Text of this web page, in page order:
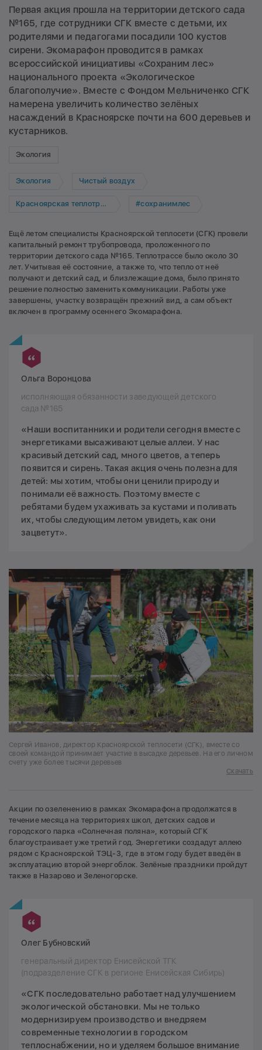
Первая акция прошла на территории детского сада
№165, где сотрудники СГК вместе с детьми, их
родителями и педагогами посадили 100 кустов
сирени. Экомарафон проводится в рамках
всероссийской инициативы «Сохраним лес»
национального проекта «Экологическое
благополучие». Вместе с Фондом Мельниченко СГК
намерена увеличить количество зелёных
насаждений в Красноярске почти на 600 деревьев и
кустарников.
Экология
Экология Чистый воздух
Красноярская теплотранспортная компания #сохранимлес
Ещё летом специалисты Красноярской теплосети (СГК) провели
капитальный ремонт трубопровода, проложенного по
территории детского сада №165. Теплотрассе было около 30
лет. Учитывая её состояние, а также то, что тепло от неё
получают и детский сад, и близлежащие дома, было принято
решение полностью заменить коммуникации. Работы уже
завершены, участку возвращён прежний вид, а сам объект
включен в программу осеннего Экомарафона.
Ольга Воронцова
исполняющая обязанности заведующей детского
сада №165
«Наши воспитанники и родители сегодня вместе с
энергетиками высаживают целые аллеи. У нас
красивый детский сад, много цветов, а теперь
появится и сирень. Такая акция очень полезна для
детей: мы хотим, чтобы они ценили природу и
понимали её важность. Поэтому вместе с
ребятами будем ухаживать за кустами и поливать
их, чтобы следующим летом увидеть, как они
зацветут».
Сергей Иванов, директор Красноярской теплосети (СГК), вместе со
своей командой принимает участие в высадке деревьев. На его личном
счету уже более тысячи деревьев
Скачать
Акции по озеленению в рамках Экомарафона продолжатся в
течение месяца на территориях школ, детских садов и
городского парка «Солнечная поляна», который СГК
благоустраивает уже третий год. Энергетики создадут аллею
рядом с Красноярской ТЭЦ-3, где в этом году будет введён в
эксплуатацию второй энергоблок. Зелёные праздники пройдут
также в Назарово и Зеленогорске.
Олег Бубновский
генеральный директор Енисейской ТГК
(подразделение СГК в регионе Енисейская Сибирь)
«СГК последовательно работает над улучшением
экологической обстановки. Мы не только
модернизируем производство и внедряем
современные технологии в городском
теплоснабжении, но и уделяем большое внимание